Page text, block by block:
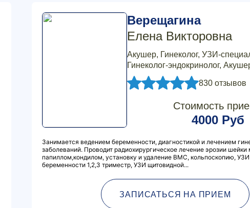
Верещагина
Елена Викторовна
Акушер, Гинеколог, УЗИ-
Гинеколог-эндокринолог,
830 отзывов
Стоимость
4000 Руб
Занимается ведением беременности, диагностикой и лечением
заболеваний. Проводит радиохирургическое лечение эрозии шейки
папиллом,кондилом, установку и удаление ВМС, кольпоскопию,
беременности 1,2,3 триместр, УЗИ щитовидной...
ЗАПИСАТЬСЯ НА ПРИЕМ